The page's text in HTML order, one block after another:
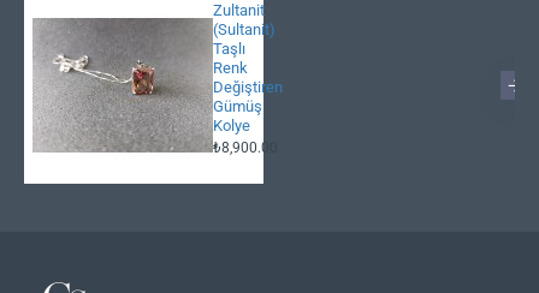
Zultanit
(Sultanit)
Taşlı
Renk
Değiştiren
Gümüş
Kolye
₺8,900.00